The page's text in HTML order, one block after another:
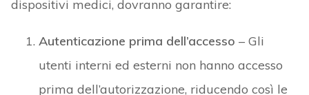
necessario stabilire policy basate sul
privilegio minimo in base al ruolo dell’utente
ed i necessari protocolli di comunicazione.
Micro-segmentazione– Le reti fisiche sono